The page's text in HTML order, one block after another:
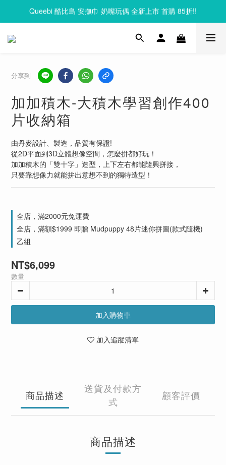
Clixo 磁力片83折起，滿額再贈禮
Queebi 酷比島 安撫巾 奶嘴玩偶 全新上市 首購 85折!!
分享到
加加積木-大積木學習創作400
片收納箱
由丹麥設計、製造，品質有保證!
從2D平面到3D立體想像空間，怎麼拼都好玩！
加加積木的「雙十字」造型，上下左右都能隨興拼接，
只要靠想像力就能拚出意想不到的獨特造型！
全店，滿2000元免運費
全店，滿額$1999 即贈 Mudpuppy 48片迷你拼圖(款式隨機)
乙組
NT$6,099
數量
加入購物車
加入追蹤清單
商品描述
送貨及付款方
式
顧客評價
商品描述